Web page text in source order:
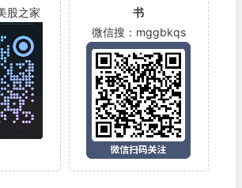
股之家
书
微信搜：mggbkqs